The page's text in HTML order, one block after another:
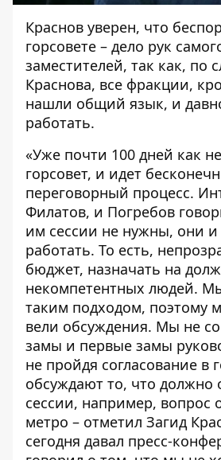
Краснов уверен, что
горсовете – дело рук
заместителей, так как, по
Краснова, все фракции,
нашли общий язык, и
работать.
«Уже почти 100 дней как
горсовет, и идет
переговорный процесс.
Филатов, и Погребов
им сессии не нужны, они и
работать. То есть,
бюджет, назначать на
некомпетентных людей.
таким подходом, поэтому
вели обсуждения. Мы не
замы и первые замы
не пройдя согласование в
обсуждают то, что должно
сессии, например, вопрос
метро – отметил Загид
сегодня давал пресс-